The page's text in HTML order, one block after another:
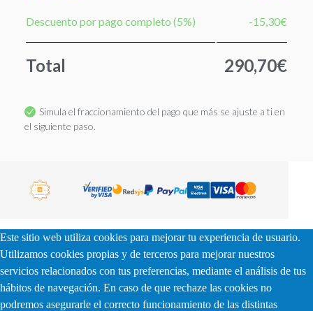
Descuento por pago completo (5%) -15,30€
Total 290,70€
Simula el fraccionamiento del pago que más se ajuste a ti en
el siguiente paso.
Este sitio web utiliza cookies para mejorar tu experiencia de usuario.
Utilizamos cookies propias y de terceros para mejorar nuestros
servicios relacionados con tus preferencias, mediante el análisis de tus
hábitos de navegación. En caso de que rechaze las cookies no
podremos asegurarle el correcto funcionamiento de las distintas